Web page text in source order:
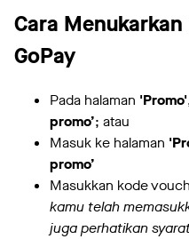
Cara
GoPay
Pada halaman 'Promo'
promo’; atau
Masuk ke halaman
promo’
Masukkan kode
kamu telah
juga perhatikan